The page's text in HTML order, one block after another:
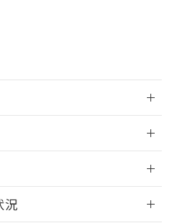
況
ておりました。
への在庫切替を完了
特段のことがない限
り割愛しておりま